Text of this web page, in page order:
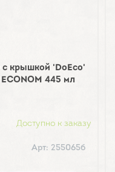
с крышкой 'DoEco'
445 мл
Доступно к заказу
Арт: 255065б